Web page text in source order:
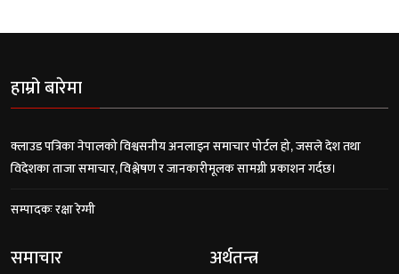
हाम्रो बारेमा
क्लाउड पत्रिका नेपालको विश्वसनीय अनलाइन समाचार पोर्टल हो, जसले देश तथा
विदेशका ताजा समाचार, विश्लेषण र जानकारीमूलक सामग्री प्रकाशन गर्दछ।
सम्पादकः रक्षा रेग्मी
समाचार अर्थतन्त्र